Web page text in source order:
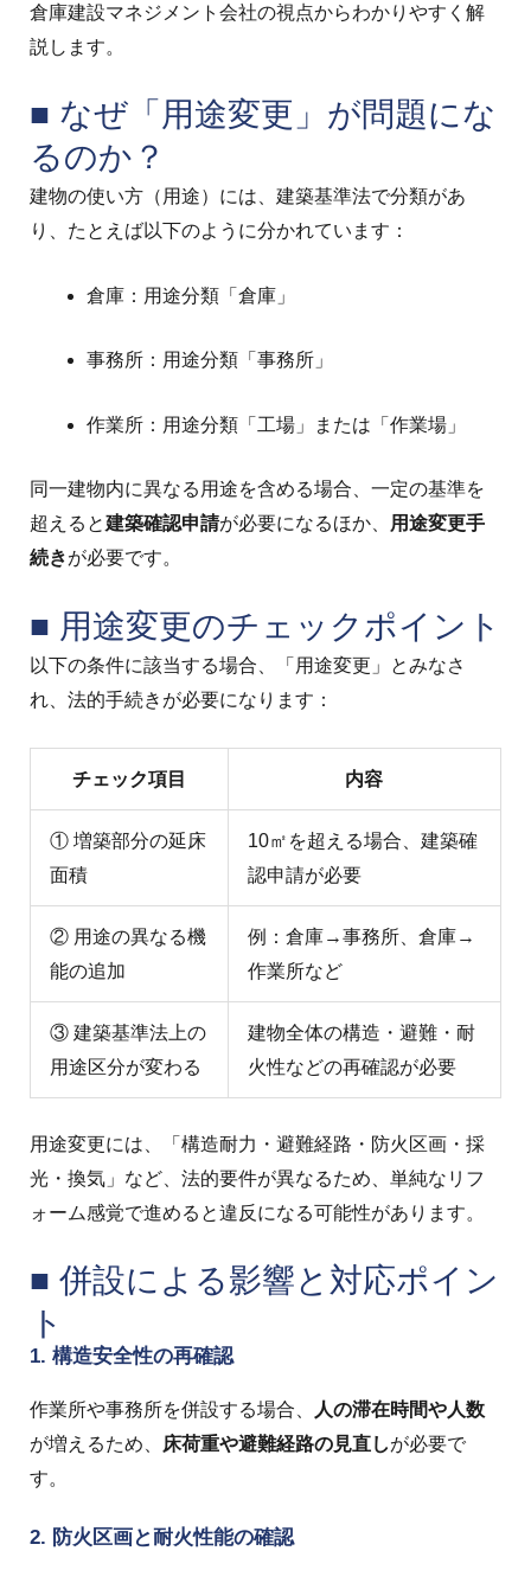
倉庫建設マネジメント会社の視点からわかりやすく解
説します。
■ なぜ「用途変更」が問題にな
るのか？
建物の使い方（用途）には、建築基準法で分類があ
り、たとえば以下のように分かれています：
倉庫：用途分類「倉庫」
事務所：用途分類「事務所」
作業所：用途分類「工場」または「作業場」
同一建物内に異なる用途を含める場合、一定の基準を
超えると建築確認申請が必要になるほか、 用途変更手
続きが必要です。
■ 用途変更のチェックポイント
以下の条件に該当する場合、「用途変更」とみなさ
れ、法的手続きが必要になります：
チェック項目 内容
① 増築部分の延床
面積
10㎡を超える場合、建築確
認申請が必要
② 用途の異なる機
能の追加
例：倉庫→事務所、倉庫→
作業所など
③ 建築基準法上の
用途区分が変わる
建物全体の構造・避難・耐
火性などの再確認が必要
用途変更には、「構造耐力・避難経路・防火区画・採
光・換気」など、法的要件が異なるため、単純なリフ
ォーム感覚で進めると違反になる可能性があります。
■ 併設による影響と対応ポイン
ト
1. 構造安全性の再確認
作業所や事務所を併設する場合、
人の滞在時間や人数
が増えるため、
床荷重や避難経路の見直しが必要で
す。
2. 防火区画と耐火性能の確認